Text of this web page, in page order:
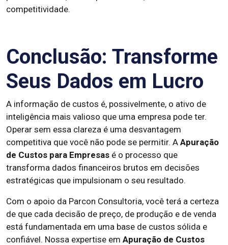
competitividade.
Conclusão: Transforme
Seus Dados em Lucro
A informação de custos é, possivelmente, o ativo de
inteligência mais valioso que uma empresa pode ter.
Operar sem essa clareza é uma desvantagem
competitiva que você não pode se permitir. A Apuração
de Custos para Empresas é o processo que
transforma dados financeiros brutos em decisões
estratégicas que impulsionam o seu resultado.
Com o apoio da Parcon Consultoria, você terá a certeza
de que cada decisão de preço, de produção e de venda
está fundamentada em uma base de custos sólida e
confiável. Nossa expertise em Apuração de Custos